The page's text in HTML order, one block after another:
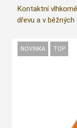
Kontaktní
dřevu a v